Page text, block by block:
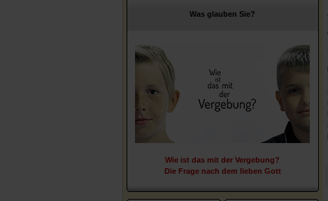
Was glauben Sie?
Wie ist das mit der Vergebung?
Die Frage nach dem lieben Gott